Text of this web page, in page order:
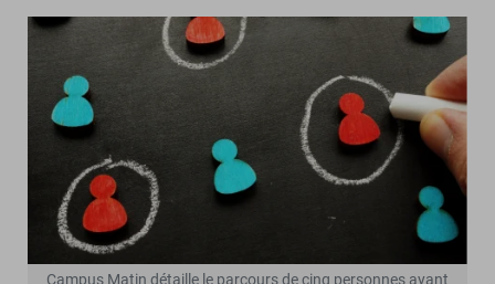
Campus Matin détaille le parcours de cinq personnes ayant